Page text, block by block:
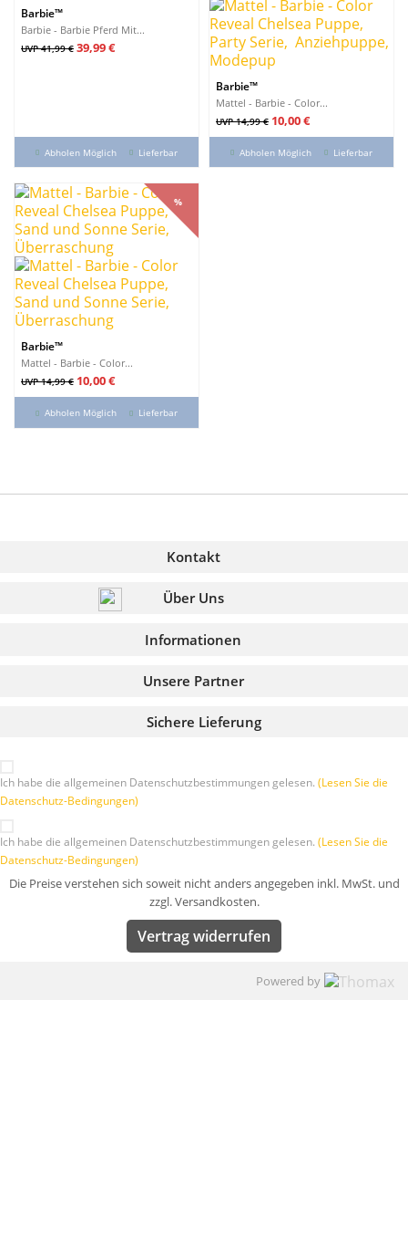
Preis
€
€
Produkte anzeigen3
Barbie™
Barbie - Barbie Pferd Mit...
Verkaufspreis
UVP 41,99 € Preis
39,99 €
Abholen Möglich Lieferbar
Barbie™
Mattel - Barbie - Color...
Verkaufspreis
UVP 14,99 € Preis
10,00 €
Abholen Möglich Lieferbar
Barbie™
Mattel - Barbie - Color...
Verkaufspreis
UVP 14,99 €
%
Preis
10,00 €
%
Abholen Möglich Lieferbar
Kontakt
Über Uns
Informationen
Sichere Lieferung
Unsere Partner
Ich habe die allgemeinen Datenschutzbestimmungen gelesen. (Lesen Sie die
Datenschutz-Bedingungen)
Ich habe die allgemeinen Datenschutzbestimmungen gelesen. (Lesen Sie die
Datenschutz-Bedingungen)
Die Preise verstehen sich soweit nicht anders angegeben inkl. MwSt. und
zzgl. Versandkosten.
Vertrag widerrufen
Powered by